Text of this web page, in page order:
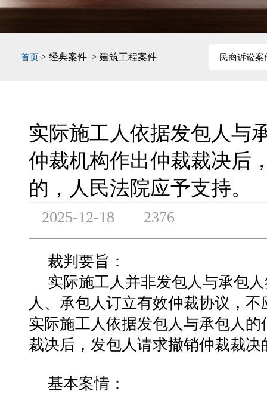
首页 > 经典案件 > 建筑工程案件 民商诉讼案
实际施工人依据发包人与
仲裁机构作出仲裁裁决后
的，人民法院应予支持。
2025-12-18 2376
裁判要旨：
实际施工人并非发包人与承包
人、承包人订立有效仲裁协议，
实际施工人依据发包人与承包人
裁决后，发包人请求撤销仲裁裁
基本案情：